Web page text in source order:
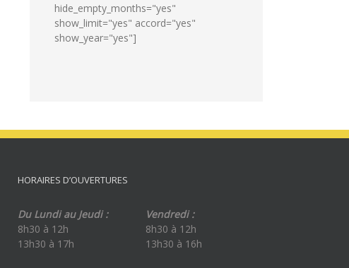
hide_empty_months="yes"
show_limit="yes" accord="yes"
show_year="yes"]
HORAIRES D’OUVERTURES
Du Lundi au Jeudi :
8h30 à 12h
13h30 à 17h
Vendredi :
8h30 à 12h
13h30 à 16h